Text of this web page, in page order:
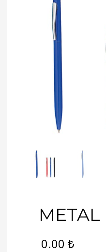
METAL
0.00 ₺